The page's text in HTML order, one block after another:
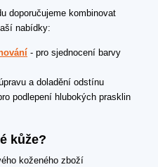
doporučujeme kombinovat
nabídky:
- pro sjednocení barvy
a doladění odstínu
podlepení hlubokých prasklin
kůže?
koženého zboží